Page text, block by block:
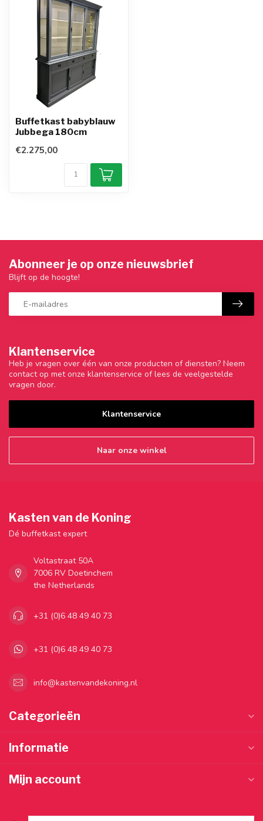
Buffetkast babyblauw
Jubbega 180cm
€2.275,00
Klantenservice
Heb je vragen over één van onze producten of diensten? Neem
contact op met onze klantenservice of lees de veelgestelde
vragen door.
Klantenservice
Naar onze winkel
Abonneer je op onze nieuwsbrief
Blijft op de hoogte!
Kasten van de Koning
Dé buffetkast expert
Voltastraat 50A
7006 RV Doetinchem
the Netherlands
+31 (0)6 48 49 40 73
+31 (0)6 48 49 40 73
info@kastenvandekoning.nl
Categorieën
Informatie
Mijn account